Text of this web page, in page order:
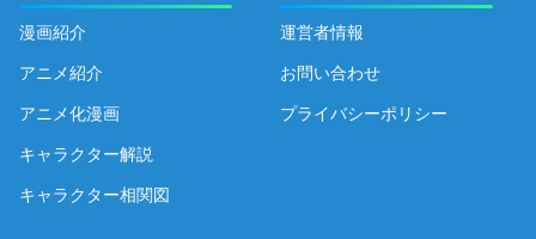
漫画紹介
アニメ紹介
アニメ化漫画
キャラクター解説
キャラクター相関図
運営者情報
お問い合わせ
プライバシーポリシー